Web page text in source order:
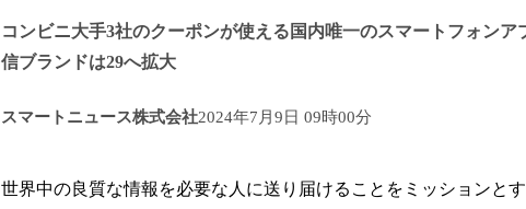
コンビニ大手3社のクーポンが使える国内唯一のスマートフォン
信ブランドは29へ拡大
スマートニュース株式会社2024年7月9日 09時00分
世界中の良質な情報を必要な人に送り届けることをミッションと